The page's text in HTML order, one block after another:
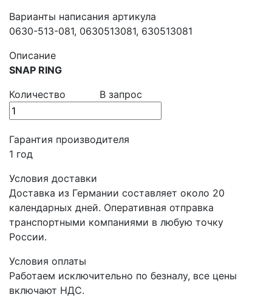
Варианты написания артикула
0630-513-081, 0630513081, 630513081
Описание
SNAP RING
Количество
В запрос
Гарантия производителя
1 год
Условия доставки
Доставка из Германии составляет около 20
календарных дней. Оперативная отправка
транспортными компаниями в любую точку
России.
Условия оплаты
Работаем исключительно по безналу, все цены
включают НДС.